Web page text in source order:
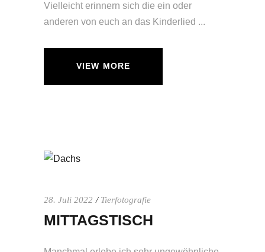
Vielleicht erinnern sich die ein oder
anderen von euch an das Kinderlied
VIEW MORE
28. Juli 2022 Tierfotografie
MITTAGSTISCH